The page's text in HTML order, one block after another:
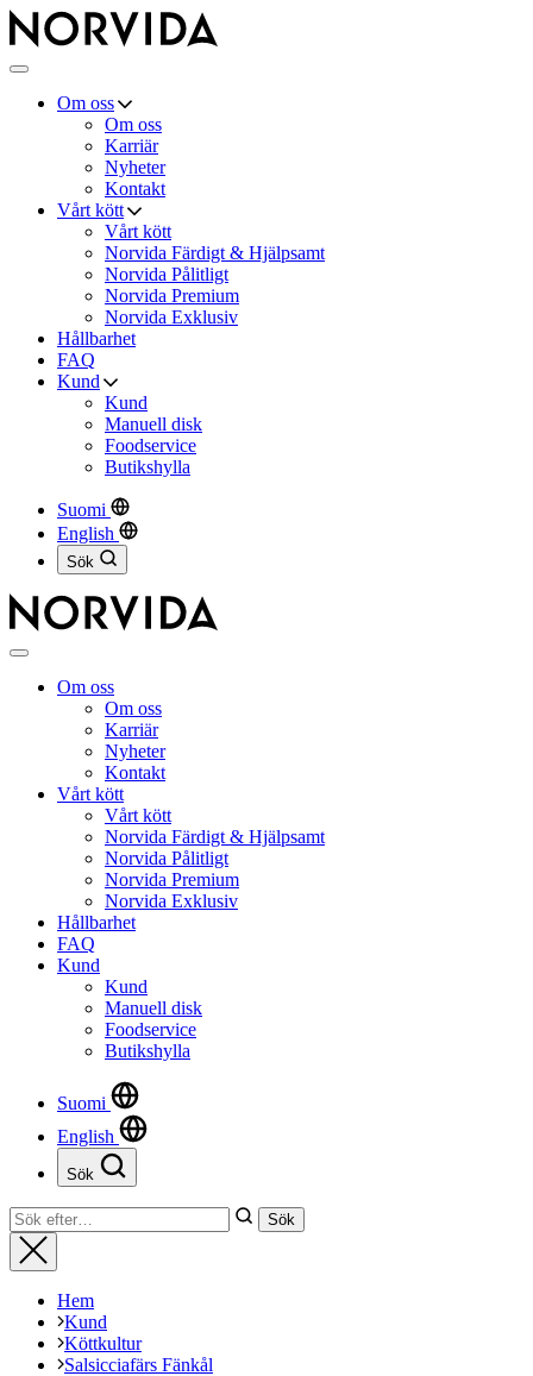
Norvida
Meny
Om oss
Om oss
Karriär
Nyheter
Kontakt
Vårt kött
Vårt kött
Norvida Färdigt & Hjälpsamt
Norvida Pålitligt
Norvida Premium
Norvida Exklusiv
Hållbarhet
FAQ
Kund
Kund
Manuell disk
Foodservice
Butikshylla
Suomi
English
Sök
Stäng
Om oss
Om oss
Karriär
Nyheter
Kontakt
Vårt kött
Vårt kött
Norvida Färdigt & Hjälpsamt
Norvida Pålitligt
Norvida Premium
Norvida Exklusiv
Hållbarhet
FAQ
Kund
Kund
Manuell disk
Foodservice
Butikshylla
Suomi
English
Sök
Stäng
Sök
efter:
Sök
Stäng
Hem
Kund
Köttkultur
Salsicciafärs Fänkål